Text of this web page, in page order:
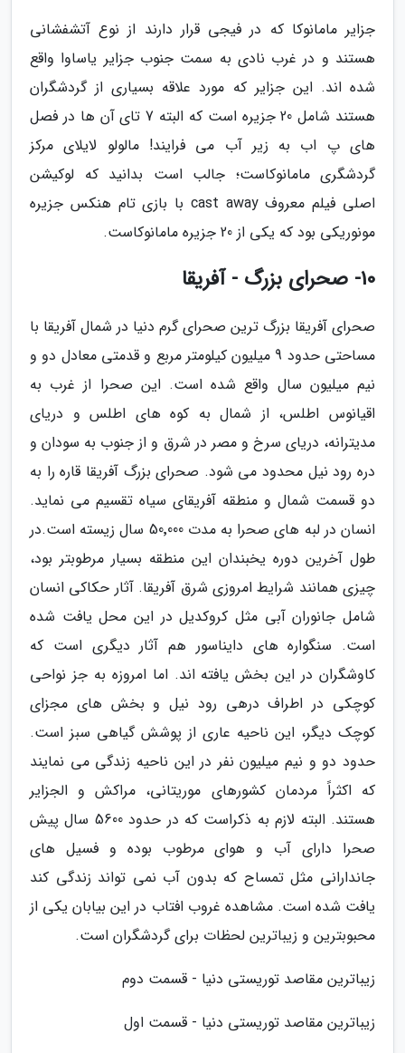
جزایر مامانوکا که در فیجی قرار دارند از نوع آتشفشانی
هستند و در غرب نادی به سمت جنوب جزایر یاساوا واقع
شده اند. این جزایر که مورد علاقه بسیاری از گردشگران
هستند شامل 20 جزیره است که البته 7 تای آن ها در فصل
های پ اب به زیر آب می فرایند! مالولو لایلای مرکز
گردشگری مامانوکاست؛ جالب است بدانید که لوکیشن
اصلی فیلم معروف cast away با بازی تام هنکس جزیره
مونوریکی بود که یکی از 20 جزیره مامانوکاست.
10- صحرای بزرگ - آفریقا
صحرای آفریقا بزرگ ترین صحرای گرم دنیا در شمال آفریقا با
مساحتی حدود 9 میلیون کیلومتر مربع و قدمتی معادل دو و
نیم میلیون سال واقع شده است. این صحرا از غرب به
اقیانوس اطلس، از شمال به کوه های اطلس و دریای
مدیترانه، دریای سرخ و مصر در شرق و از جنوب به سودان و
دره رود نیل محدود می شود. صحرای بزرگ آفریقا قاره را به
دو قسمت شمال و منطقه آفریقای سیاه تقسیم می نماید.
انسان در لبه های صحرا به مدت 50٬000 سال زیسته است.در
طول آخرین دوره یخبندان این منطقه بسیار مرطوبتر بود،
چیزی همانند شرایط امروزی شرق آفریقا. آثار حکاکی انسان
شامل جانوران آبی مثل کروکدیل در این محل یافت شده
است. سنگواره های دایناسور هم آثار دیگری است که
کاوشگران در این بخش یافته اند. اما امروزه به جز نواحی
کوچکی در اطراف درهی رود نیل و بخش های مجزای
کوچک دیگر، این ناحیه عاری از پوشش گیاهی سبز است.
حدود دو و نیم میلیون نفر در این ناحیه زندگی می نمایند
که اکثراً مردمان کشورهای موریتانی، مراکش و الجزایر
هستند. البته لازم به ذکراست که در حدود 5600 سال پیش
صحرا دارای آب و هوای مرطوب بوده و فسیل های
جاندارانی مثل تمساح که بدون آب نمی تواند زندگی کند
یافت شده است. مشاهده غروب افتاب در این بیابان یکی از
محبوبترین و زیباترین لحظات برای گردشگران است.
زیباترین مقاصد توریستی دنیا - قسمت دوم
زیباترین مقاصد توریستی دنیا - قسمت اول